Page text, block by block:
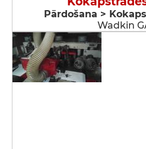
Pārdošana >
Wadkin